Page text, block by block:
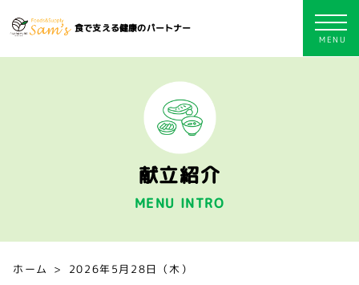
食で支える健康のパートナー
献立紹介
MENU INTRO
ホーム 2026年5月28日（木）